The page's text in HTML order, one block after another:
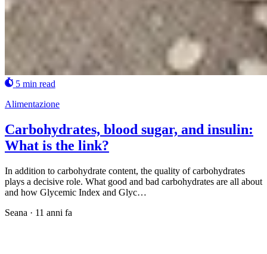
5 min read
Alimentazione
Carbohydrates, blood sugar, and insulin:
What is the link?
In addition to carbohydrate content, the quality of carbohydrates
plays a decisive role. What good and bad carbohydrates are all about
and how Glycemic Index and Glyc…
Seana · 11 anni fa